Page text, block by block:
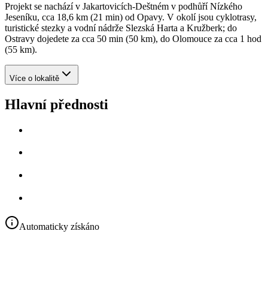
Projekt se nachází v Jakartovicích‑Deštném v podhůří Nízkého
Jeseníku, cca 18,6 km (21 min) od Opavy. V okolí jsou cyklotrasy,
turistické stezky a vodní nádrže Slezská Harta a Kružberk; do
Ostravy dojedete za cca 50 min (50 km), do Olomouce za cca 1 hod
(55 km).
Více o lokalitě
Hlavní přednosti
Automaticky získáno